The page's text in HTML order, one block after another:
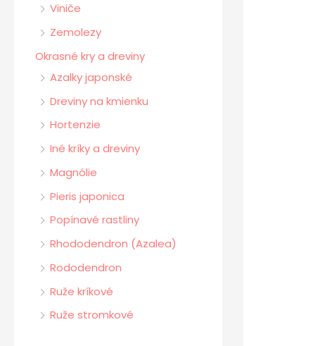
Viniče
Zemolezy
Okrasné kry a dreviny
Azalky japonské
Dreviny na kmienku
Hortenzie
Iné kríky a dreviny
Magnólie
Pieris japonica
Popínavé rastliny
Rhododendron (Azalea)
Rododendron
Ruže kríkové
Ruže stromkové